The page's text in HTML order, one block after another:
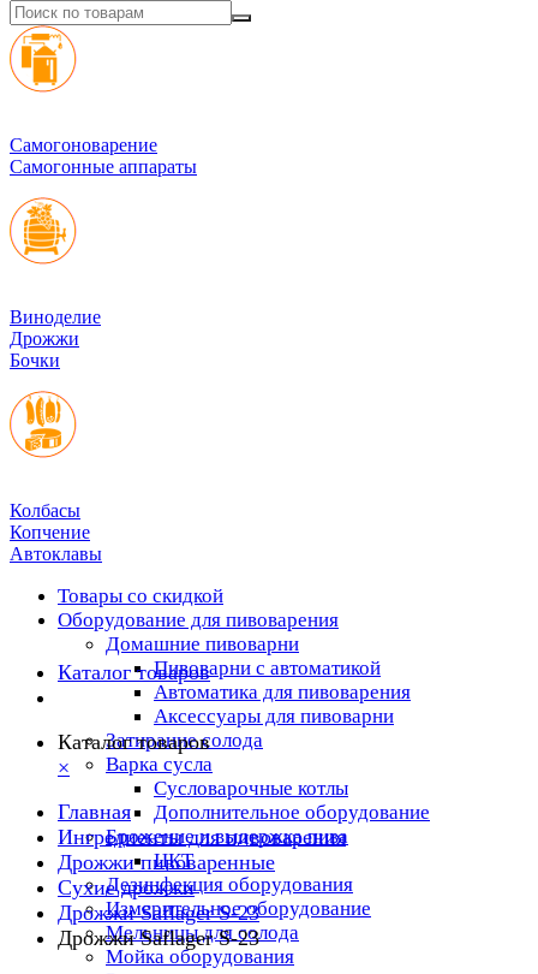
Cамогоноварение
Самогонные аппараты
Виноделие
Дрожжи
Бочки
Колбасы
Копчение
Автоклавы
Товары со скидкой
Оборудование для пивоварения
Домашние пивоварни
Пивоварни с автоматикой
Автоматика для пивоварения
Аксессуары для пивоварни
Затирание солода
Варка сусла
Cусловарочные котлы
Дополнительное оборудование
Брожение и выдержка пива
ЦКТ
Дезинфекция оборудования
Измерительное оборудование
Мельницы для солода
Мойка оборудования
Каталог товаров
Каталог товаров
×
Главная
Ингредиенты для пивоварения
Дрожжи пивоваренные
Сухие дрожжи
Дрожжи Saflager S-23
Дрожжи Saflager S-23